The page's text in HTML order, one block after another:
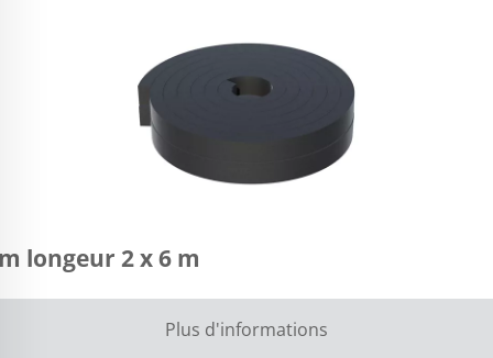
longeur 2 x 6 m
Plus d'informations